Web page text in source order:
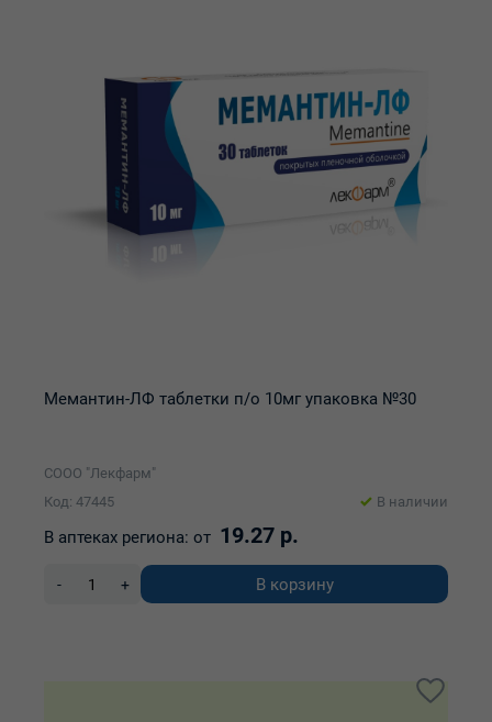
Мемантин-ЛФ таблетки п/о 10мг упаковка №30
СООО "Лекфарм"
Код: 47445
В наличии
В аптеках региона: от 19.27 р.
- + В корзину